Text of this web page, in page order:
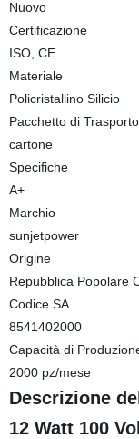
Nuovo
Certificazione
ISO, CE
Materiale
Policristallino Silicio
Pacchetto di Trasporto
cartone
Specifiche
A+
Marchio
sunjetpower
Origine
Repubblica Popolare
Codice SA
8541402000
Capacità di
2000 pz/mese
Descrizione
12 Watt 100